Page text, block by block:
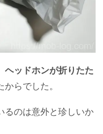
ヘッドホンが折りたた
からでした。
るのは意外と珍しいか